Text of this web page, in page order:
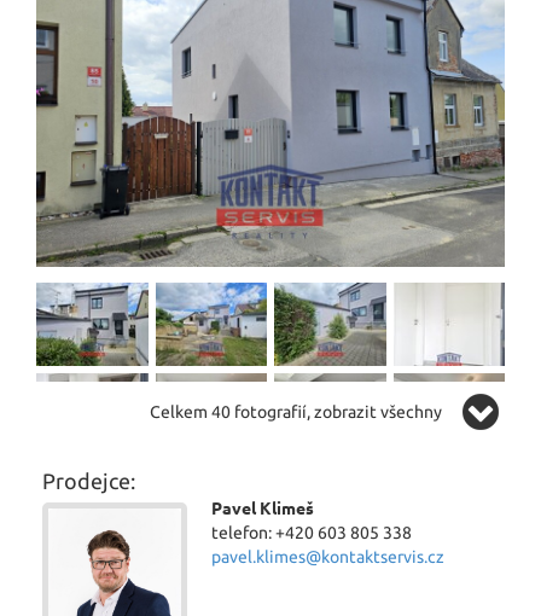
Celkem 40 fotografií, zobrazit všechny
Prodejce:
Pavel Klimeš
telefon: +420 603 805 338
pavel.klimes@kontaktservis.cz